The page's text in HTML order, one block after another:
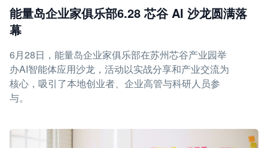
能量岛企业家俱乐部6.28 芯谷 AI 沙龙圆满落
幕
6月28日，能量岛企业家俱乐部在苏州芯谷产业园举
办AI智能体应用沙龙，活动以实战分享和产业交流为
核心，吸引了本地创业者、企业高管与科研人员参
与。